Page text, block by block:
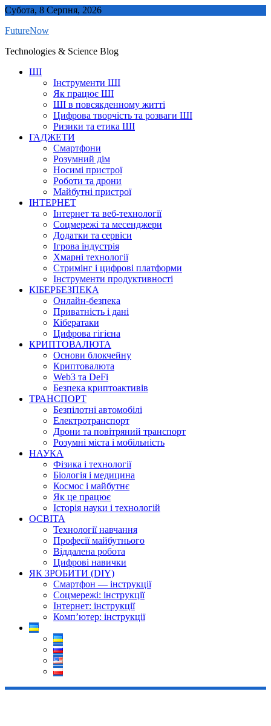
Skip
content
Субота, 8 Серпня, 2026
FutureNow
Technologies & Science Blog
ШІ
Інструменти ШІ
Як працює ШІ
ШІ в повсякденному житті
Цифрова творчість та розваги ШІ
Ризики та етика ШІ
ГАДЖЕТИ
Смартфони
Розумний дім
Носимі пристрої
Роботи та дрони
Майбутні пристрої
ІНТЕРНЕТ
Інтернет та веб-технології
Соцмережі та месенджери
Додатки та сервіси
Ігрова індустрія
Хмарні технології
Стримінг і цифрові платформи
Інструменти продуктивності
КІБЕРБЕЗПЕКА
Онлайн-безпека
Приватність і дані
Кібератаки
Цифрова гігієна
КРИПТОВАЛЮТА
Основи блокчейну
Криптовалюта
Web3 та DeFi
Безпека криптоактивів
ТРАНСПОРТ
Безпілотні автомобілі
Електротранспорт
Дрони та повітряний транспорт
Розумні міста і мобільність
НАУКА
Фізика і технології
Біологія і медицина
Космос і майбутнє
Як це працює
Історія науки і технологій
ОСВІТА
Технології навчання
Професії майбутнього
Віддалена робота
Цифрові навички
ЯК ЗРОБИТИ (DIY)
Смартфон — інструкції
Соцмережі: інструкції
Інтернет: інструкції
Комп’ютер: інструкції